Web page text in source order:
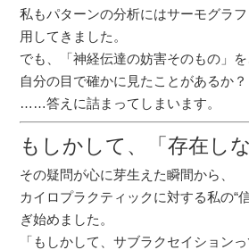
私もパターンの分析にはサーモグラ
用してきました。
でも、「神経伝達の妨害そのもの」を
自分の目で確かに見たことがあるか？
……答えに詰まってしまいます。
もしかして、「存在し
その疑問が心に芽生えた瞬間から、
カイロプラクティックに対する私の“
ぎ始めました。
「もしかして、サブラクセイション